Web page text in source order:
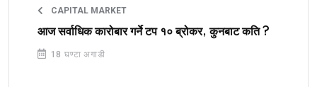
CAPITAL MARKET
आज सर्वाधिक कारोबार गर्ने टप १० ब्रोकर, कुनबाट कति ?
18 घण्टा अगाडी